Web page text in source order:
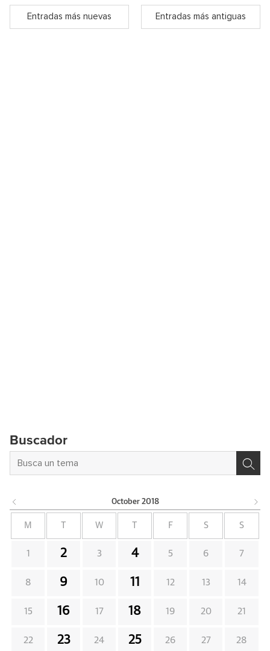
Entradas más nuevas Entradas más antiguas
Buscador
October 2018
M W F S S
1 2 3 4 5 6 7
8 9 10 11 12 13 14
15 16 17 18 19 20 21
22 23 24 25 26 27 28